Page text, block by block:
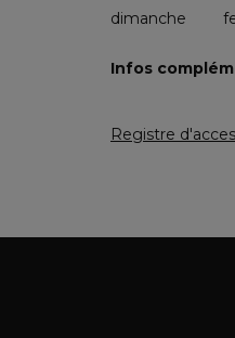
dimanche
Infos
Registre